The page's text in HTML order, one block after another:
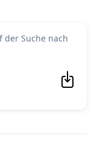
der Suche nach